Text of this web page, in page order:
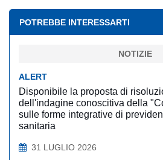
POTREBBE INTERESSARTI
NOTIZIE
ALERT
Disponibile la proposta di
dell'indagine conoscitiva della
sulle forme integrative di
sanitaria
31 LUGLIO 2026